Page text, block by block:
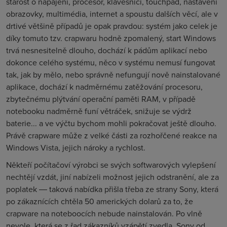
obrazovky, multimédia, internet a spoustu dalších věcí, ale v
drtivé většině případů je opak pravdou: systém jako celek je
díky tomuto tzv. crapwaru hodně zpomalený, start Windows
trvá nesnesitelně dlouho, dochází k pádům aplikací nebo
dokonce celého systému, něco v systému nemusí fungovat
tak, jak by mělo, nebo správně nefungují nově nainstalované
aplikace, dochází k nadměrnému zatěžování procesoru,
zbytečnému plýtvání operační paměti RAM, v případě
notebooku nadměrně funí větráček, snižuje se výdrž
baterie... a ve výčtu bychom mohli pokračovat ještě dlouho.
Právě crapware může z velké části za rozhořčené reakce na
Windows Vista, jejich nároky a rychlost.
Někteří počítačoví výrobci se svých softwarových vylepšení
nechtějí vzdát, jiní nabízeli možnost jejich odstranění, ale za
poplatek ― taková nabídka přišla třeba ze strany Sony, která
po zákaznících chtěla 50 amerických dolarů za to, že
crapware na noteboocích nebude nainstalován. Po vlně